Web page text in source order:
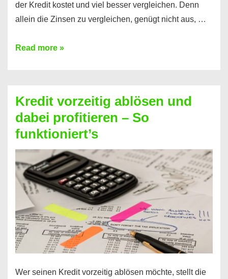
der Kredit kostet und viel besser vergleichen. Denn
allein die Zinsen zu vergleichen, genügt nicht aus, …
Ganz
Kredit
berechnen
–
Mit
diesen
Regeln!
Read more »
Kredit vorzeitig ablösen und
dabei profitieren – So
funktioniert’s
Wer seinen Kredit vorzeitig ablösen möchte, stellt die